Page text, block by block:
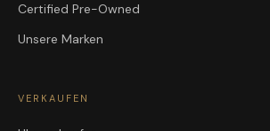
Certified Pre-Owned
Unsere Marken
VERKAUFEN